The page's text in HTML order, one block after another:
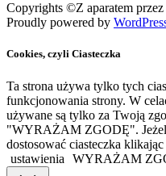
Copyrights ©Z aparatem
Proudly powered by
Cookies, czyli Ciasteczka
Ta strona używa tylko tych
funkcjonowania strony. W
używane są tylko za Twoją
"WYRAŻAM ZGODĘ".
dostosować ciasteczka
ustawienia
WYRAŻAM